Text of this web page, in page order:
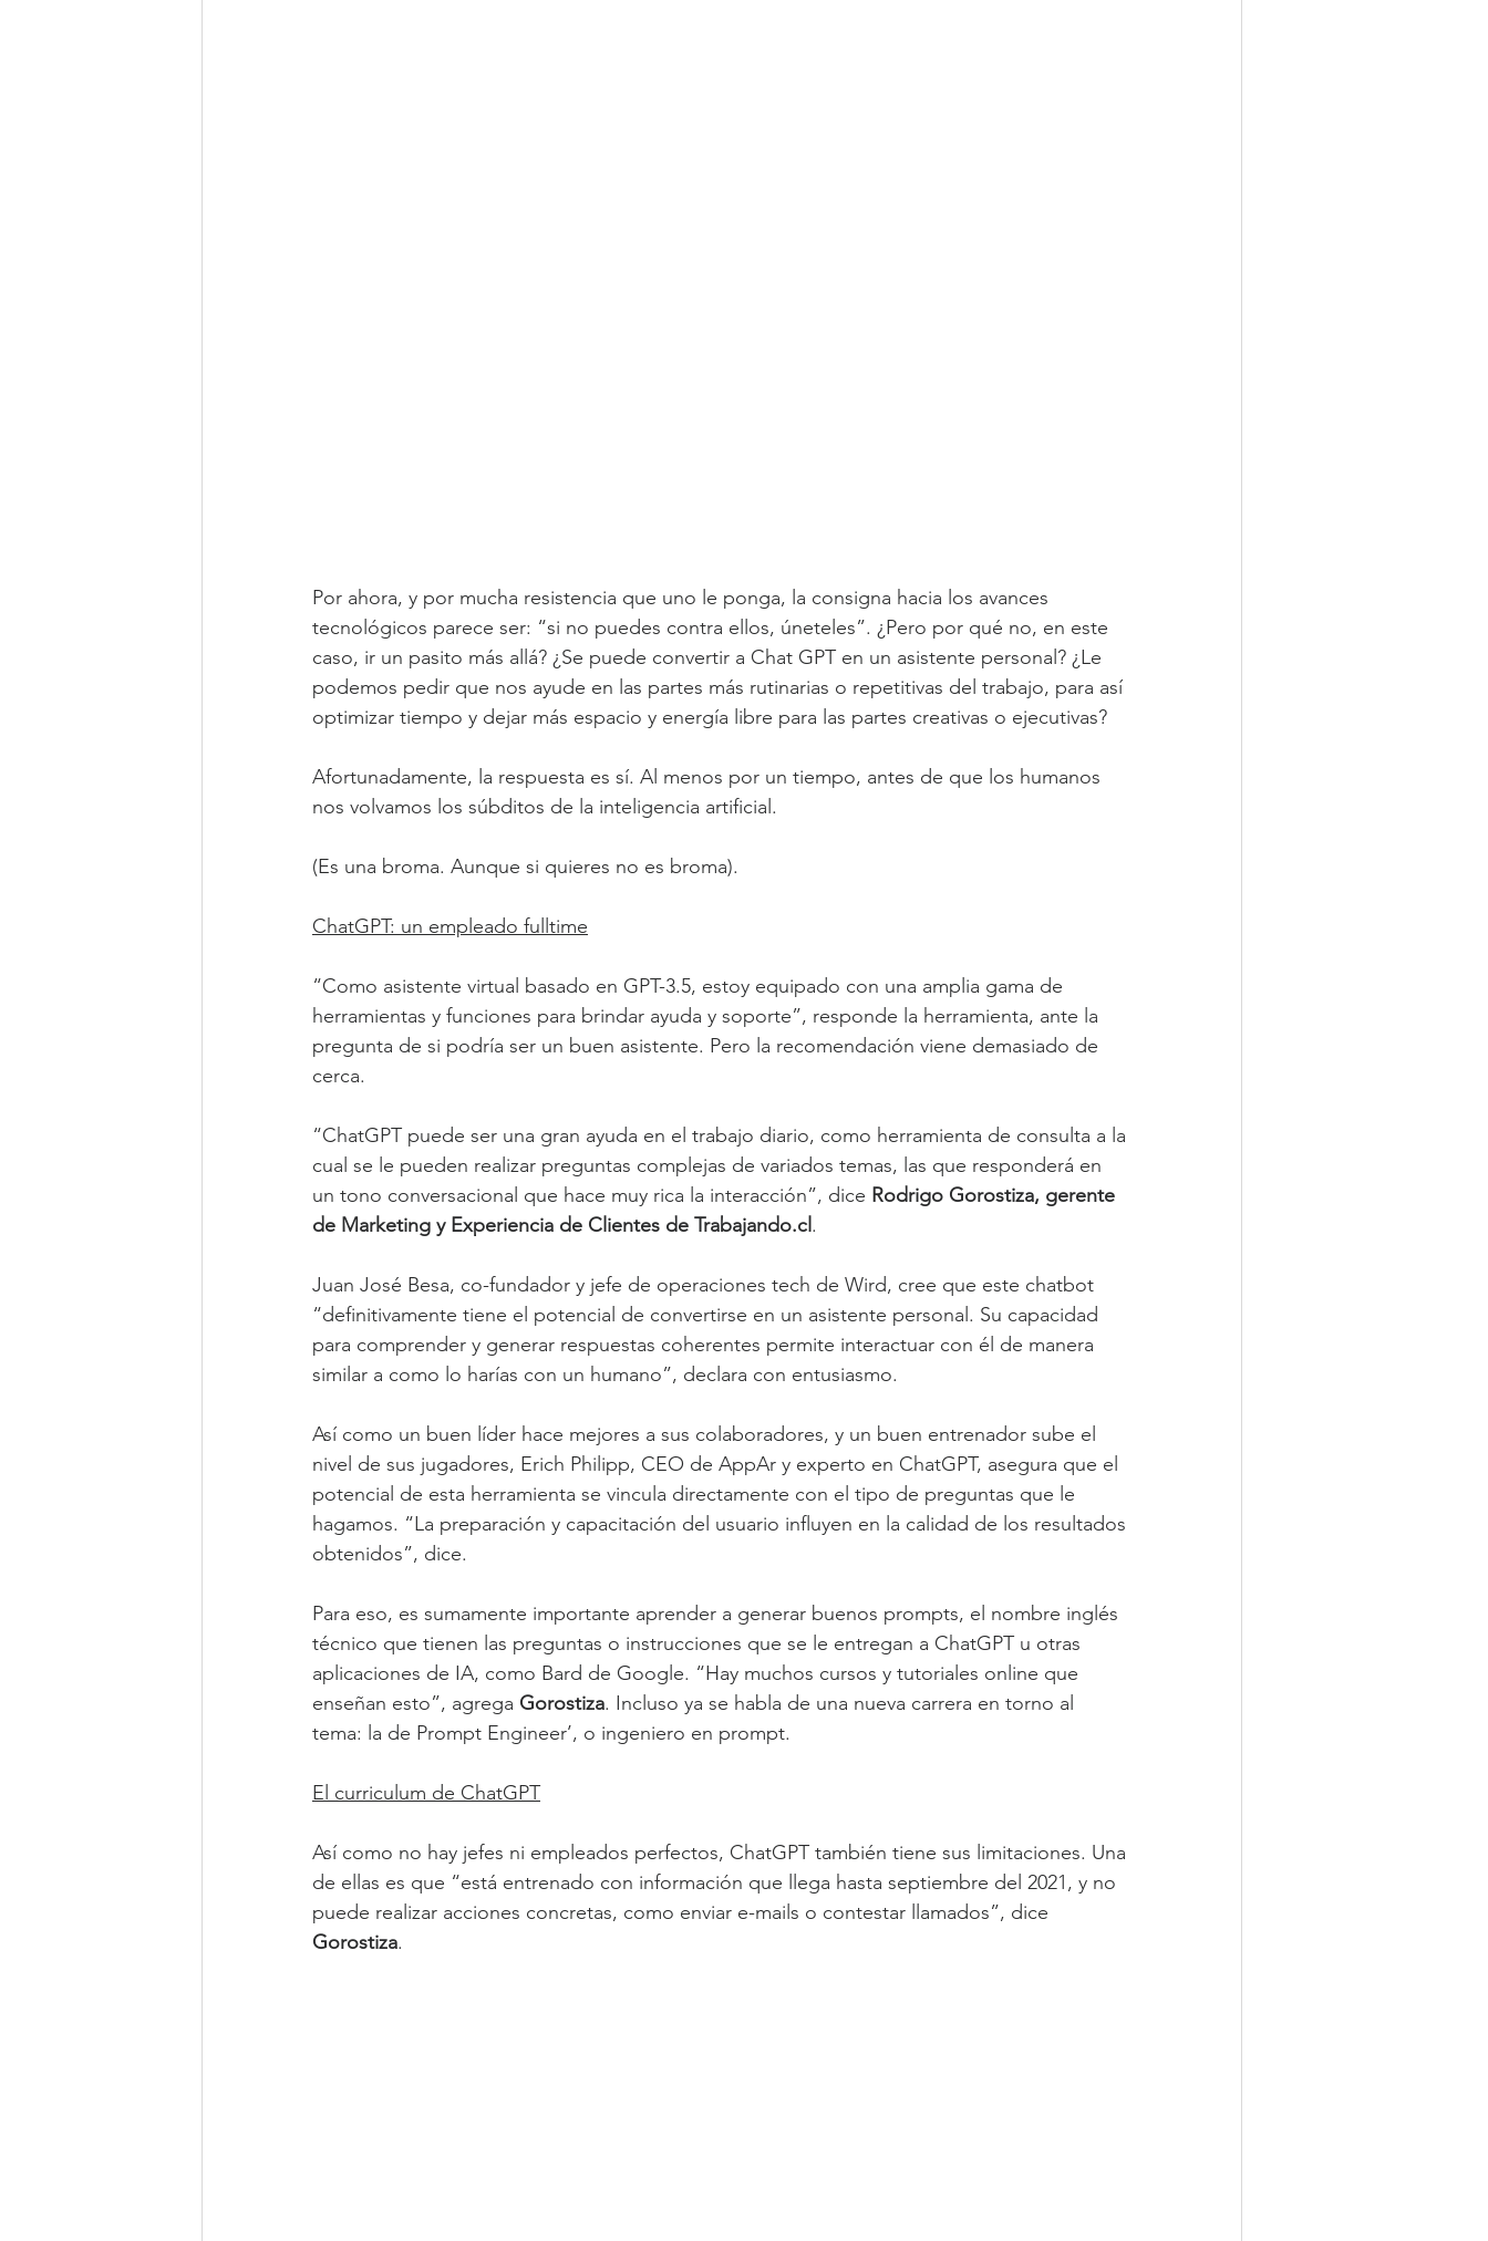
Por ahora, y por mucha resistencia que uno le ponga, la consigna hacia los avances
tecnológicos parece ser: “si no puedes contra ellos, úneteles”. ¿Pero por qué no, en este
caso, ir un pasito más allá? ¿Se puede convertir a Chat GPT en un asistente personal? ¿Le
podemos pedir que nos ayude en las partes más rutinarias o repetitivas del trabajo, para así
optimizar tiempo y dejar más espacio y energía libre para las partes creativas o ejecutivas?
Afortunadamente, la respuesta es sí. Al menos por un tiempo, antes de que los humanos
nos volvamos los súbditos de la inteligencia artificial.
(Es una broma. Aunque si quieres no es broma).
ChatGPT: un empleado fulltime
“Como asistente virtual basado en GPT-3.5, estoy equipado con una amplia gama de
herramientas y funciones para brindar ayuda y soporte”, responde la herramienta, ante la
pregunta de si podría ser un buen asistente. Pero la recomendación viene demasiado de
cerca.
“ChatGPT puede ser una gran ayuda en el trabajo diario, como herramienta de consulta a la
cual se le pueden realizar preguntas complejas de variados temas, las que responderá en
un tono conversacional que hace muy rica la interacción”, dice Rodrigo Gorostiza, gerente
de Marketing y Experiencia de Clientes de Trabajando.cl.
Juan José Besa, co-fundador y jefe de operaciones tech de Wird, cree que este chatbot
“definitivamente tiene el potencial de convertirse en un asistente personal. Su capacidad
para comprender y generar respuestas coherentes permite interactuar con él de manera
similar a como lo harías con un humano”, declara con entusiasmo.
Así como un buen líder hace mejores a sus colaboradores, y un buen entrenador sube el
nivel de sus jugadores, Erich Philipp, CEO de AppAr y experto en ChatGPT, asegura que el
potencial de esta herramienta se vincula directamente con el tipo de preguntas que le
hagamos. “La preparación y capacitación del usuario influyen en la calidad de los resultados
obtenidos”, dice.
Para eso, es sumamente importante aprender a generar buenos prompts, el nombre inglés
técnico que tienen las preguntas o instrucciones que se le entregan a ChatGPT u otras
aplicaciones de IA, como Bard de Google. “Hay muchos cursos y tutoriales online que
enseñan esto”, agrega Gorostiza. Incluso ya se habla de una nueva carrera en torno al
tema: la de Prompt Engineer’, o ingeniero en prompt.
El curriculum de ChatGPT
Así como no hay jefes ni empleados perfectos, ChatGPT también tiene sus limitaciones. Una
de ellas es que “está entrenado con información que llega hasta septiembre del 2021, y no
puede realizar acciones concretas, como enviar e-mails o contestar llamados”, dice
Gorostiza.